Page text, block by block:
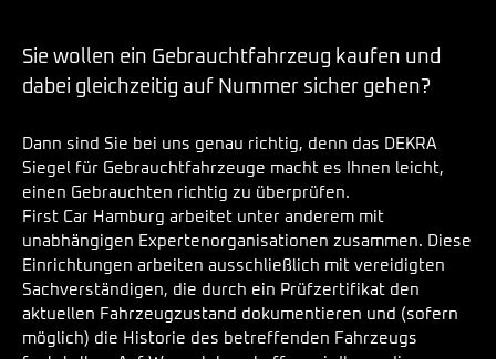
Sie wollen ein Gebrauchtfahrzeug kaufen und
dabei gleichzeitig auf Nummer sicher gehen?
Dann sind Sie bei uns genau richtig, denn das DEKRA
Siegel für Gebrauchtfahrzeuge macht es Ihnen leicht,
einen Gebrauchten richtig zu überprüfen.
First Car Hamburg arbeitet unter anderem mit
unabhängigen Expertenorganisationen zusammen. Diese
Einrichtungen arbeiten ausschließlich mit vereidigten
Sachverständigen, die durch ein Prüfzertifikat den
aktuellen Fahrzeugzustand dokumentieren und (sofern
möglich) die Historie des betreffenden Fahrzeugs